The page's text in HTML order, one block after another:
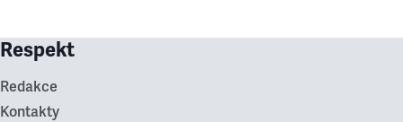
Respekt
Redakce
Kontakty